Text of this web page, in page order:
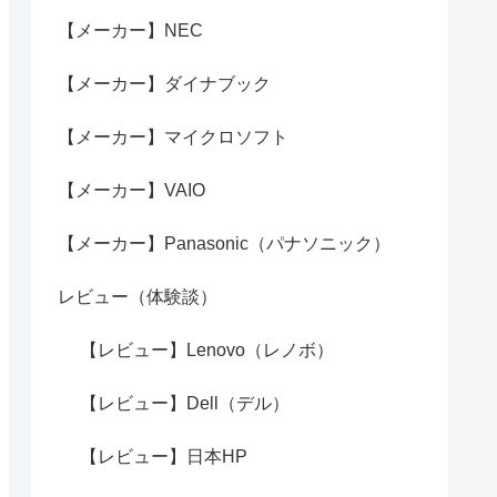
【メーカー】NEC
【メーカー】ダイナブック
【メーカー】マイクロソフト
【メーカー】VAIO
【メーカー】Panasonic（パナソニック）
レビュー（体験談）
【レビュー】Lenovo（レノボ）
【レビュー】Dell（デル）
【レビュー】日本HP